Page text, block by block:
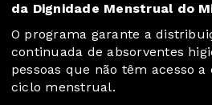
da Dignidade Menstrual do
O programa garante a
continuada de absorventes
pessoas que não têm acesso
ciclo menstrual.